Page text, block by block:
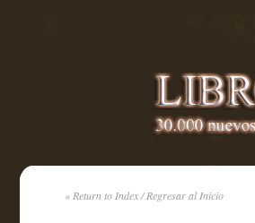
« Return to Index / Regresar al Inicio